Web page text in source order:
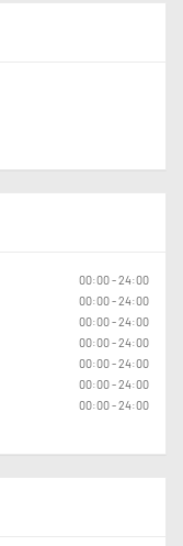
00:00 - 24:00
00:00 - 24:00
00:00 - 24:00
00:00 - 24:00
00:00 - 24:00
00:00 - 24:00
00:00 - 24:00